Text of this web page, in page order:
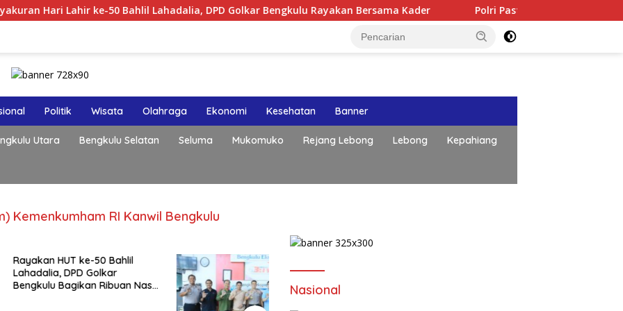
Lahir ke-50 Bahlil Lahadalia, DPD Golkar Bengkulu Rayakan Bersama Kader Polri Pastikan Proses Pemeriksaan
Politik Wisata Olahraga Ekonomi Kesehatan Banner
Utara Bengkulu Selatan Seluma Mukomuko Rejang Lebong Lebong Kepahiang
Kemenkumham RI Kanwil Bengkulu
ke-50 Bahlil
DPD Golkar
Ribuan Nasi
Bantuan ke Puluhan
Nasional